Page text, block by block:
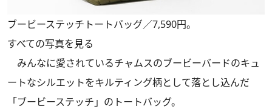
ブービーステッチトートバッグ／7,590円。
すべての写真を見る
みんなに愛されているチャムスのブービーバードのキュ
ートなシルエットをキルティング柄として落とし込んだ
「ブービーステッチ」のトートバッグ。